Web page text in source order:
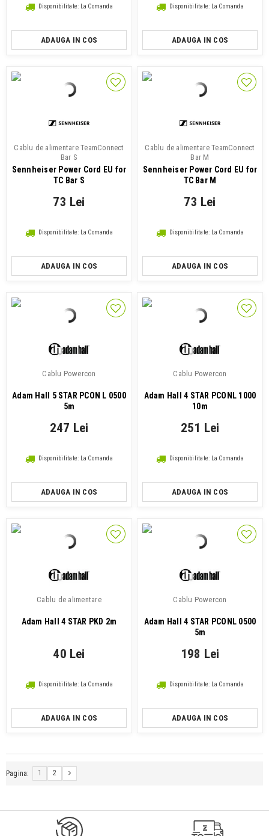
Disponibilitate: La Comanda
ADAUGA IN COS
Disponibilitate: La Comanda
ADAUGA IN COS
Cablu de alimentare TeamConnect
Bar S
Sennheiser Power Cord EU for
TC Bar S
73 Lei
Disponibilitate: La Comanda
ADAUGA IN COS
Cablu de alimentare TeamConnect
Bar M
Sennheiser Power Cord EU for
TC Bar M
73 Lei
Disponibilitate: La Comanda
ADAUGA IN COS
Cablu Powercon
Adam Hall 5 STAR PCON L 0500
5m
247 Lei
Disponibilitate: La Comanda
ADAUGA IN COS
Cablu Powercon
Adam Hall 4 STAR PCONL 1000
10m
251 Lei
Disponibilitate: La Comanda
ADAUGA IN COS
Cablu de alimentare
Adam Hall 4 STAR PKD 2m
40 Lei
Disponibilitate: La Comanda
ADAUGA IN COS
Cablu Powercon
Adam Hall 4 STAR PCONL 0500
5m
198 Lei
Disponibilitate: La Comanda
ADAUGA IN COS
Pagina: 1 2